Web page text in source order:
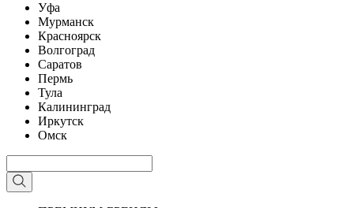
Уфа
Мурманск
Красноярск
Волгоград
Саратов
Пермь
Тула
Калининград
Иркутск
Омск